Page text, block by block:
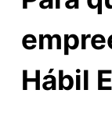
Hábil